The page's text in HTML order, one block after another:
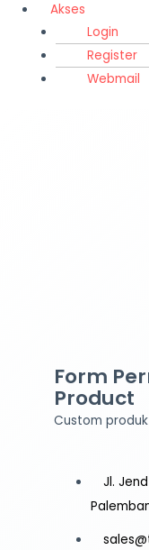
Akses
Login
Register
Webmail
Form
Product
Custom
Jl.